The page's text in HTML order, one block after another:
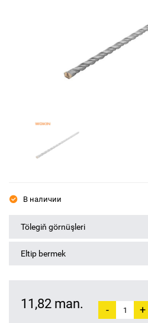
В наличии
Tölegiň görnüşleri
Eltip bermek
11,82 man. - +